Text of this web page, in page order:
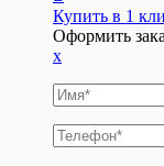
Купить в 1
Оформить
x